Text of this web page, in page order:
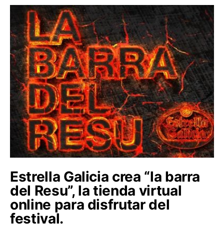
Estrella Galicia crea “la barra
del Resu”, la tienda virtual
online para disfrutar del
festival.